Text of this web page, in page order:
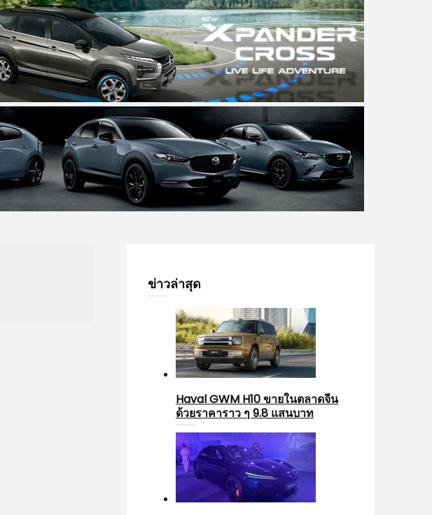
ข่าวล่าสุด
Haval GWM H10 ขายในตลาดจีน
ด้วยราคาราว ๆ 9.8 แสนบาท